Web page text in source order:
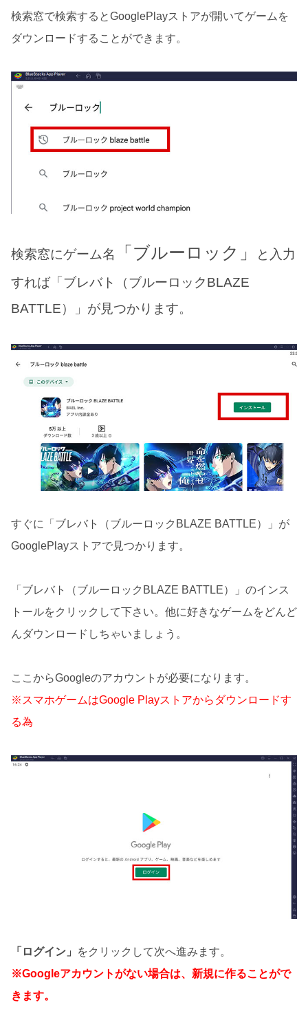
検索窓で検索するとGooglePlayストアが開いてゲームを
ダウンロードすることができます。
検索窓にゲーム名 「ブルーロック」
と入力
すれば「ブレバト（ブルーロックBLAZE
BATTLE）」が見つかります。
すぐに「ブレバト（ブルーロックBLAZE BATTLE）」が
GooglePlayストアで見つかります。
「ブレバト（ブルーロックBLAZE BATTLE）」のインス
トールをクリックして下さい。他に好きなゲームをどんど
んダウンロードしちゃいましょう。
ここからGoogleのアカウントが必要になります。
※スマホゲームはGoogle Playストアからダウンロードす
る為
「ログイン」
をクリックして次へ進みます。
※Googleアカウントがない場合は、新規に作ることがで
きます。